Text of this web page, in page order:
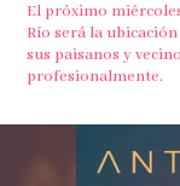
El próximo
Río será la
sus paisanos y
profesionalmente.